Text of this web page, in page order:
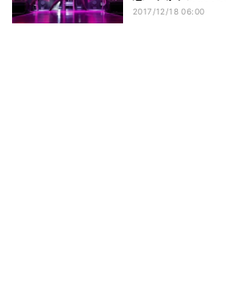
2017/12/18 06:00